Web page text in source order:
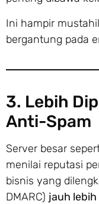
Ini hampir
bergantung pada
3. Lebih
Anti-Spam
Server besar
menilai reputasi
bisnis yang
DMARC) jauh